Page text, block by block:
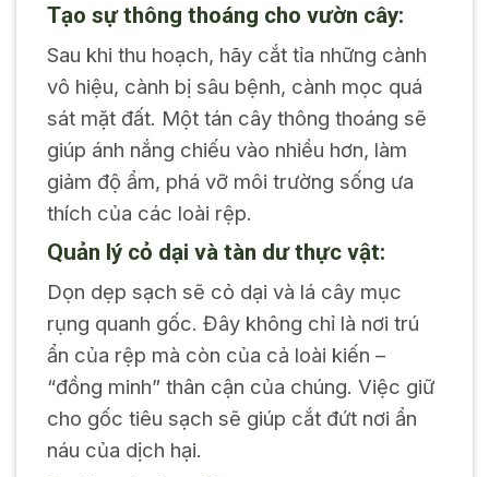
Tạo sự thông thoáng cho vườn cây:
Sau khi thu hoạch, hãy cắt tỉa những cành
vô hiệu, cành bị sâu bệnh, cành mọc quá
sát mặt đất. Một tán cây thông thoáng sẽ
giúp ánh nắng chiếu vào nhiều hơn, làm
giảm độ ẩm, phá vỡ môi trường sống ưa
thích của các loài rệp.
Quản lý cỏ dại và tàn dư thực vật:
Dọn dẹp sạch sẽ cỏ dại và lá cây mục
rụng quanh gốc. Đây không chỉ là nơi trú
ẩn của rệp mà còn của cả loài kiến –
“đồng minh” thân cận của chúng. Việc giữ
cho gốc tiêu sạch sẽ giúp cắt đứt nơi ẩn
náu của dịch hại.